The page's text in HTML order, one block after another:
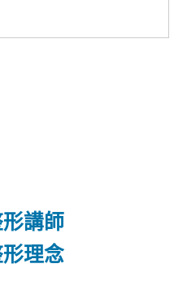
講師
理念